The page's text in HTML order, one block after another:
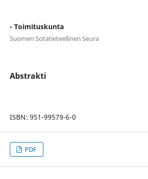
- Toimituskunta
Suomen Sotatieteellinen Seura
Abstrakti
ISBN: 951-99579-6-0
PDF